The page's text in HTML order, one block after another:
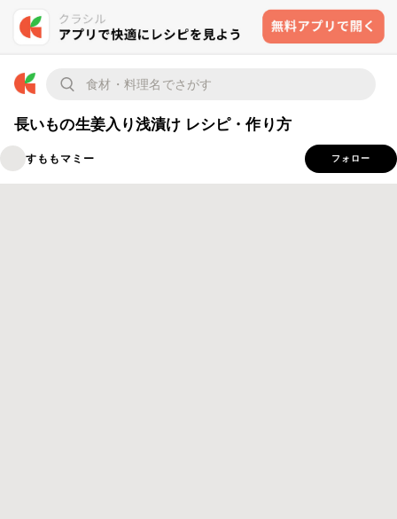
長いもの生姜入り浅漬け レシピ・作り方
すももマミー フォロー